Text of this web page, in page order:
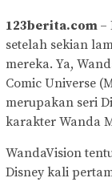
123berita.com –
setelah sekian
mereka. Ya,
Comic Universe
merupakan seri
karakter Wanda
WandaVision
Disney kali